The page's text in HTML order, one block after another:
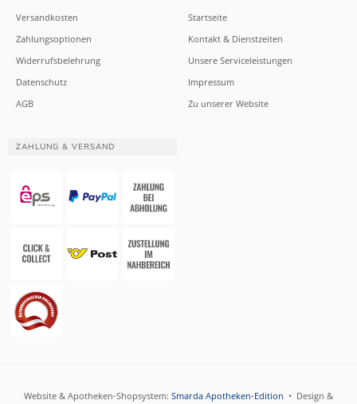
Versandkosten
Zahlungsoptionen
Widerrufsbelehrung
Datenschutz
AGB
Startseite
Kontakt & Dienstzeiten
Unsere Serviceleistungen
Impressum
Zu unserer Website
ZAHLUNG & VERSAND
Website & Apotheken-Shopsystem: Smarda Apotheken-Edition • Design &